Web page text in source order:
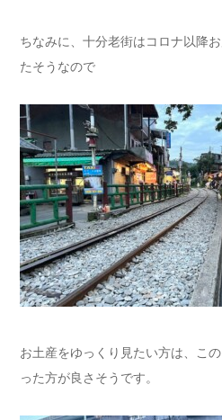
ちなみに、十分老街はコロナ以降
たそうなので
お土産をゆっくり見たい方は、こ
った方が良さそうです。